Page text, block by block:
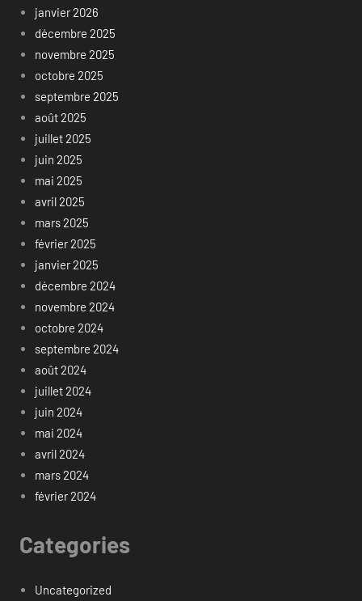
janvier 2026
décembre 2025
novembre 2025
octobre 2025
septembre 2025
août 2025
juillet 2025
juin 2025
mai 2025
avril 2025
mars 2025
février 2025
janvier 2025
décembre 2024
novembre 2024
octobre 2024
septembre 2024
août 2024
juillet 2024
juin 2024
mai 2024
avril 2024
mars 2024
février 2024
Categories
Uncategorized